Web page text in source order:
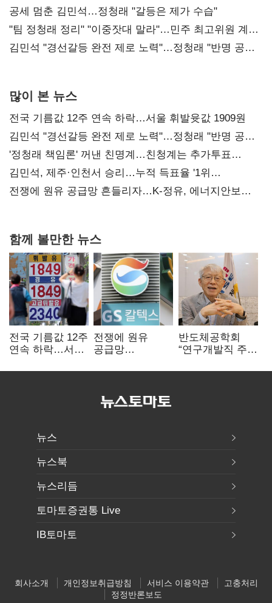
공세 멈춘 김민석…정청래 "갈등은 제가 수습"
"팀 정청래 정리" "이중잣대 말라"…민주 최고위원 계파
다툼 격화
김민석 "경선갈등 완전 제로 노력"…정청래 "반명 공세
많이 본 뉴스
전국 기름값 12주 연속 하락…서울 휘발윳값 1909원
김민석 "경선갈등 완전 제로 노력"…정청래 "반명 공세
사과부터"
'정청래 책임론' 꺼낸 친명계…친청계는 추가투표
때리기
김민석, 제주·인천서 승리…누적 득표율 '1위
탈환'(종합)
전쟁에 원유 공급망 흔들리자…K-정유, 에너지안보
함께 볼만한 뉴스
전국 기름값 12주
연속 하락…서울
전쟁에 원유
공급망
정유, 에너지안보
반도체공학회
“연구개발직 주
개선해야”
뉴스
뉴스북
뉴스리듬
토마토증권통 Live
IB토마토
회사소개 개인정보취급방침 서비스 이용약관
고충처리
정정반론보도